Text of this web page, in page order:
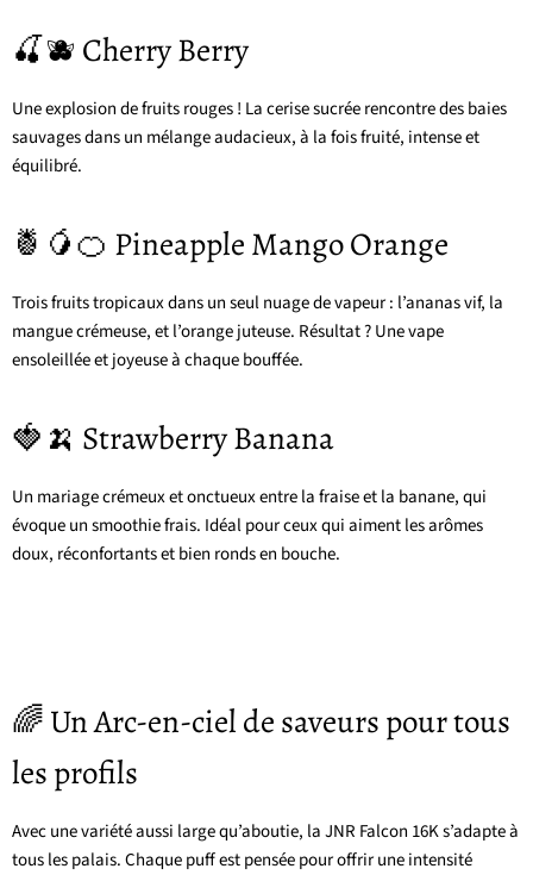
🍒🫐 Cherry Berry
Une explosion de fruits rouges ! La cerise sucrée rencontre des baies
sauvages dans un mélange audacieux, à la fois fruité, intense et
équilibré.
🍍🥭🍊 Pineapple Mango Orange
Trois fruits tropicaux dans un seul nuage de vapeur : l’ananas vif, la
mangue crémeuse, et l’orange juteuse. Résultat ? Une vape
ensoleillée et joyeuse à chaque bouffée.
🍓🍌 Strawberry Banana
Un mariage crémeux et onctueux entre la fraise et la banane, qui
évoque un smoothie frais. Idéal pour ceux qui aiment les arômes
doux, réconfortants et bien ronds en bouche.
🌈 Un Arc-en-ciel de saveurs pour tous
les profils
Avec une variété aussi large qu’aboutie, la JNR Falcon 16K s’adapte à
tous les palais. Chaque puff est pensée pour offrir une intensité